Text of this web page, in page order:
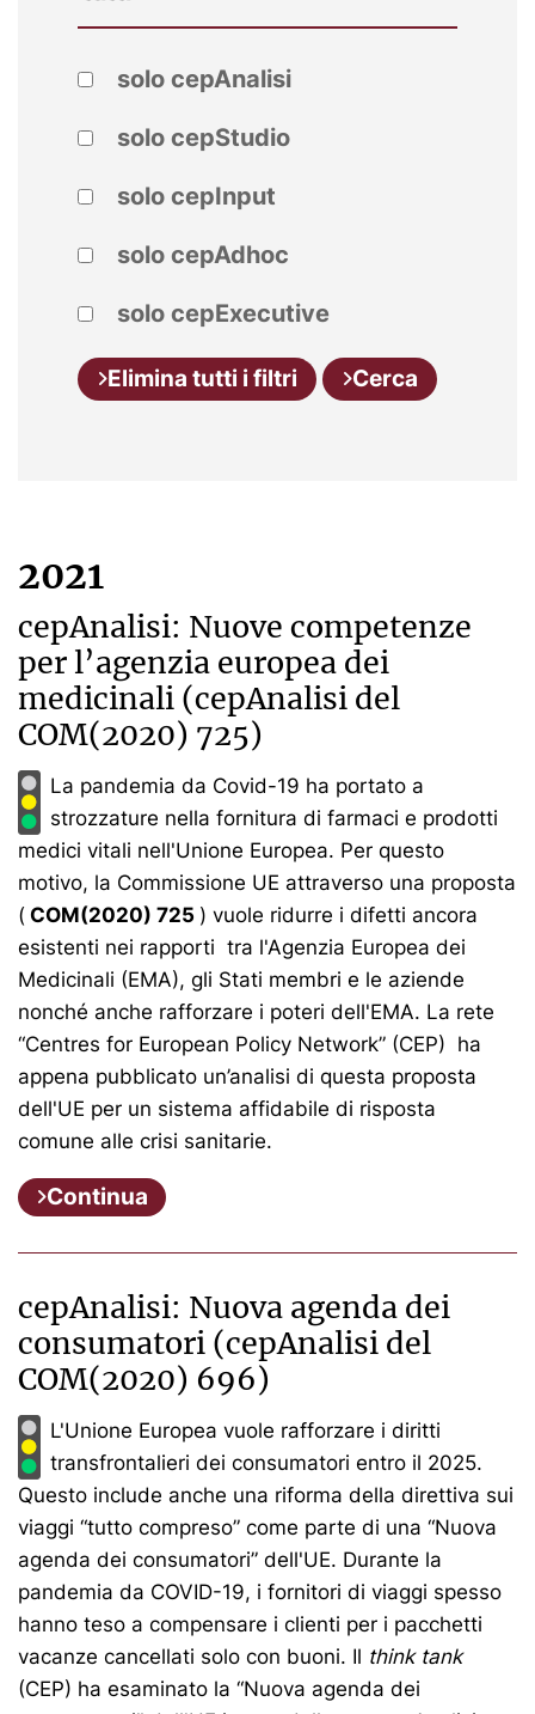
solo cepAnalisi
solo cepStudio
solo cepInput
solo cepAdhoc
solo cepExecutive
Elimina tutti i filtri Cerca
2021
cepAnalisi: Nuove competenze
per l’agenzia europea dei
medicinali (cepAnalisi del
COM(2020) 725)
La pandemia da Covid-19 ha portato a
strozzature nella fornitura di farmaci e prodotti
medici vitali nell'Unione Europea. Per questo
motivo, la Commissione UE attraverso una proposta
(COM(2020) 725 ) vuole ridurre i difetti ancora
esistenti nei rapporti tra l'Agenzia Europea dei
Medicinali (EMA), gli Stati membri e le aziende
nonché anche rafforzare i poteri dell'EMA. La rete
“Centres for European Policy Network” (CEP) ha
appena pubblicato un’analisi di questa proposta
dell'UE per un sistema affidabile di risposta
comune alle crisi sanitarie.
Continua
cepAnalisi: Nuova agenda dei
consumatori (cepAnalisi del
COM(2020) 696)
L'Unione Europea vuole rafforzare i diritti
transfrontalieri dei consumatori entro il 2025.
Questo include anche una riforma della direttiva sui
viaggi “tutto compreso” come parte di una “Nuova
agenda dei consumatori” dell'UE. Durante la
pandemia da COVID-19, i fornitori di viaggi spesso
hanno teso a compensare i clienti per i pacchetti
vacanze cancellati solo con buoni. Il think tank
(CEP) ha esaminato la “Nuova agenda dei